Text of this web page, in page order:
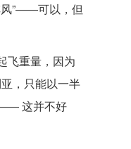
风”——可以，但
飞重量，因为
，只能以一半
这并不好